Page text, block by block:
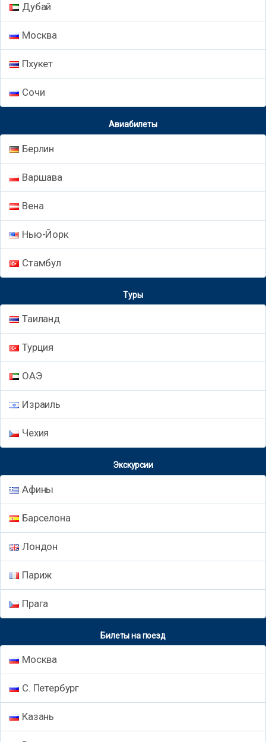
Дубай
Москва
Пхукет
Сочи
Авиабилеты
Берлин
Варшава
Вена
Нью-Йорк
Стамбул
Туры
Таиланд
Турция
ОАЭ
Израиль
Чехия
Экскурсии
Афины
Барселона
Лондон
Париж
Прага
Билеты на поезд
Москва
С. Петербург
Казань